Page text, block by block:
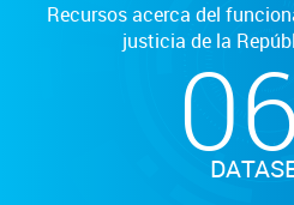
Recursos acerca del
justicia de la